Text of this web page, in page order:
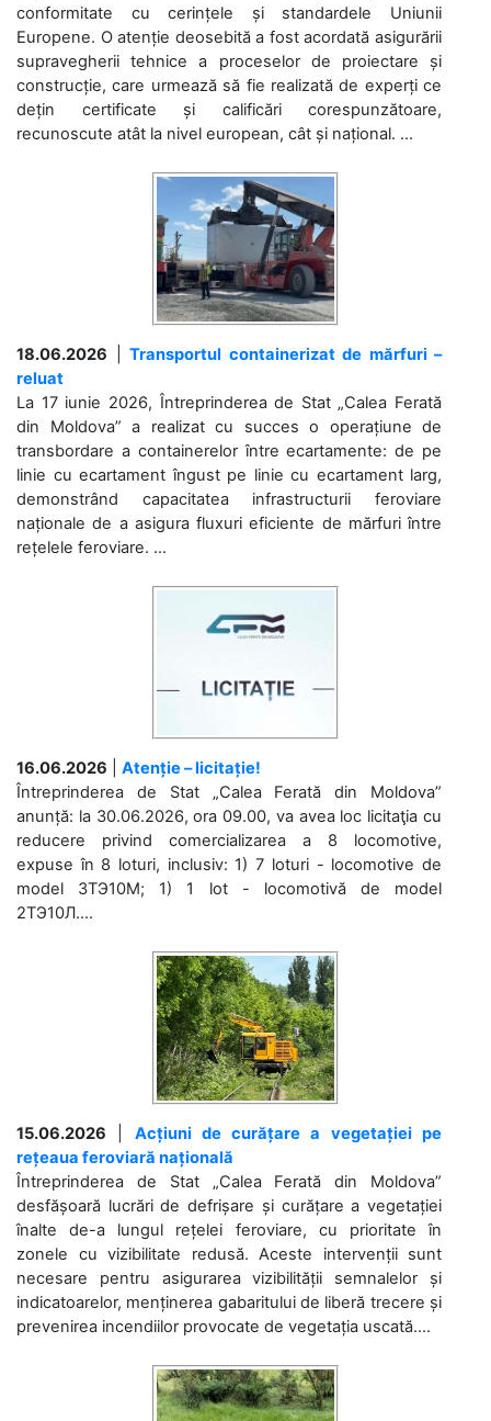
conformitate cu cerințele și standardele Uniunii
Europene. O atenție deosebită a fost acordată asigurării
supravegherii tehnice a proceselor de proiectare și
construcție, care urmează să fie realizată de experți ce
dețin certificate și calificări corespunzătoare,
recunoscute atât la nivel european, cât și național. ...
18.06.2026
Transportul containerizat de mărfuri –
reluat
La 17 iunie 2026, Întreprinderea de Stat „Calea Ferată
din Moldova” a realizat cu succes o operațiune de
transbordare a containerelor între ecartamente: de pe
linie cu ecartament îngust pe linie cu ecartament larg,
demonstrând capacitatea infrastructurii feroviare
naționale de a asigura fluxuri eficiente de mărfuri între
rețelele feroviare. ...
16.06.2026
Atenție – licitație!
Întreprinderea de Stat „Calea Ferată din Moldova”
anunță: la 30.06.2026, ora 09.00, va avea loc licitaţia cu
reducere privind comercializarea a 8 locomotive,
expuse în 8 loturi, inclusiv: 1) 7 loturi - locomotive de
model 3ТЭ10М; 1) 1 lot - locomotivă de model
2ТЭ10Л....
15.06.2026
Acțiuni de curățare a vegetației pe
rețeaua feroviară națională
Întreprinderea de Stat „Calea Ferată din Moldova”
desfășoară lucrări de defrișare și curățare a vegetației
înalte de-a lungul rețelei feroviare, cu prioritate în
zonele cu vizibilitate redusă. Aceste intervenții sunt
necesare pentru asigurarea vizibilității semnalelor și
indicatoarelor, menținerea gabaritului de liberă trecere și
prevenirea incendiilor provocate de vegetația uscată....